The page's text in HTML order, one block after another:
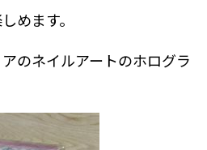
めます。
のネイルアートのホログラ